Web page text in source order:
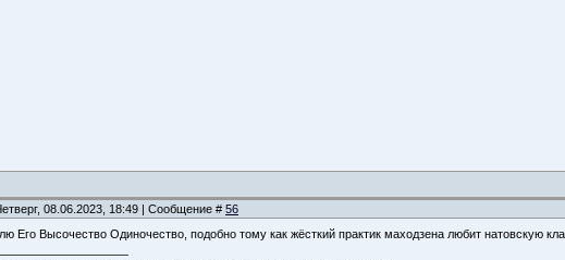
08.06.2023, 18:49 | Сообщение # 56
Его Высочество Одиночество, подобно тому как жёсткий практик маходзена любит натовскую